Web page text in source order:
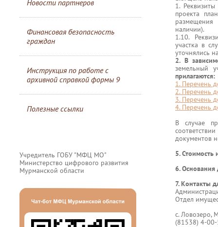
Новости партнеров
Финансовая безопасность
граждан
Инструкция по работе с
архивной справкой формы 9
Полезные ссылки
Учредитель ГОБУ "МФЦ МО"
Министерство цифрового развития
Мурманской области
1.
проекта
наличии).
1.10.
участка в
уточнялись
2. В
земельный
прилагаются:
1. Перечень
2. Перечень
3. Перечень
4. Перечень
В случае
документов
5. Стоимость
6.
7. Контакты
Отдел
с. Ловозеро,
(81538) 4-